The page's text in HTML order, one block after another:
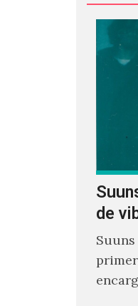
de
Suuns